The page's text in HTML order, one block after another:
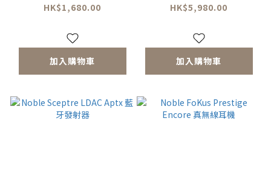
HK$1,680.00
加入購物車
HK$5,980.00
加入購物車